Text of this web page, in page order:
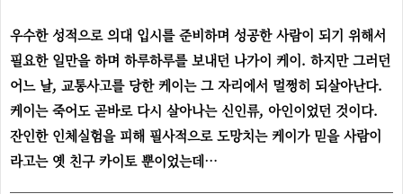
우수한 성적으로 의대 입시를 준비하며 성공한 사람이 되기 위해서
필요한 일만을 하며 하루하루를 보내던 나가이 케이. 하지만 그러던
어느 날, 교통사고를 당한 케이는 그 자리에서 멀쩡히 되살아난다.
케이는 죽어도 곧바로 다시 살아나는 신인류, 아인이었던 것이다.
잔인한 인체실험을 피해 필사적으로 도망치는 케이가 믿을 사람이
라고는 옛 친구 카이토 뿐이었는데…